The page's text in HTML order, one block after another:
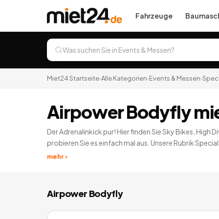
Fahrzeuge
Miet24 Startseite›Alle Kategorien›Events & Messen›
Airpower Bodyfly
Der Adrenalinkick pur! Hier finden Sie Sky Bikes, High
probieren Sie es einfach mal aus. Unsere Rubrik
mehr ›
Airpower Bodyfly